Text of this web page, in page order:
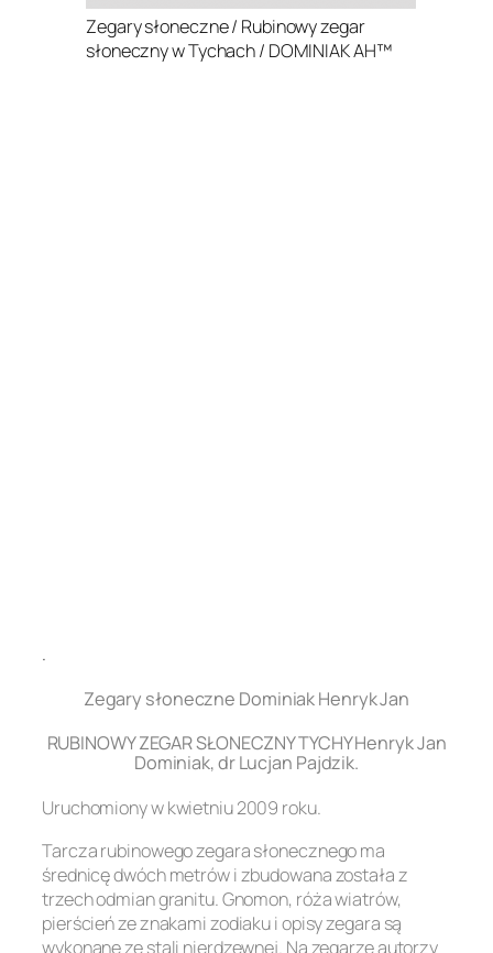
Zegary słoneczne / Rubinowy zegar
słoneczny w Tychach / DOMINIAK AH™
.
Zegary słoneczne Dominiak Henryk Jan
RUBINOWY ZEGAR SŁONECZNY TYCHY Henryk Jan
Dominiak, dr Lucjan Pajdzik.
Uruchomiony w kwietniu 2009 roku.
Tarcza rubinowego zegara słonecznego ma
średnicę dwóch metrów i zbudowana została z
trzech odmian granitu. Gnomon, róża wiatrów,
pierścień ze znakami zodiaku i opisy zegara są
wykonane ze stali nierdzewnej. Na zegarze autorzy